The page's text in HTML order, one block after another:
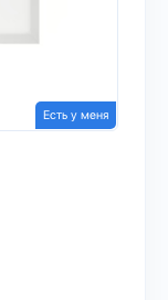
Есть у меня